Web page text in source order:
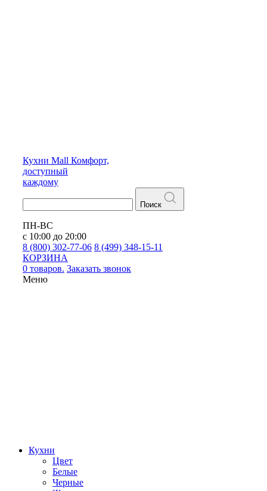
Кухни Mall Комфорт,
доступный
каждому
Поиск
ПН-ВС
с 10:00 до 20:00
8 (800) 302-77-06 8 (499) 348-15-11
КОРЗИНА
0 товаров. Заказать звонок
Меню
Кухни
Цвет
Белые
Черные